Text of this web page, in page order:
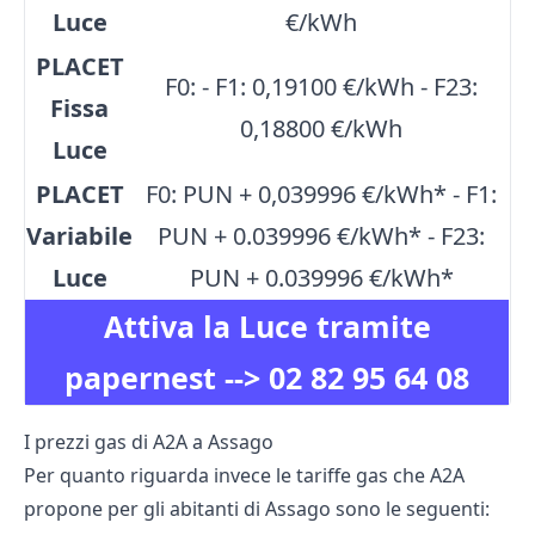
Attiva la Luce tramite
papernest --> 02 82 95 64 08
Luce
€/kWh
PLACET
Fissa
Luce
F0: - F1: 0,19100 €/kWh - F23:
0,18800 €/kWh
PLACET
Variabile
Luce
F0: PUN + 0,039996 €/kWh* - F1:
PUN + 0.039996 €/kWh* - F23:
PUN + 0.039996 €/kWh*
I prezzi gas di A2A a Assago
Per quanto riguarda invece le tariffe gas che A2A
propone per gli abitanti di Assago sono le seguenti: